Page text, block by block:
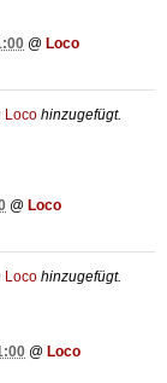
@ Loco
Loco hinzugefügt.
@ Loco
Loco hinzugefügt.
@ Loco